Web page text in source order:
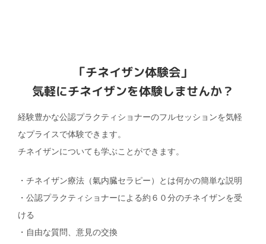
「チネイザン体験会」
気軽にチネイザンを体験しませんか？
経験豊かな公認プラクティショナーのフルセッションを気軽
なプライスで体験できます。
チネイザンについても学ぶことができます。
・チネイザン療法（氣内臓セラピー）とは何かの簡単な説明
・公認プラクティショナーによる約６０分のチネイザンを受
ける
・自由な質問、意見の交換